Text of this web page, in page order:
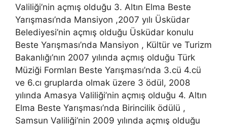
Valiliği’nin açmış olduğu 3. Altın Elma Beste
Yarışması’nda Mansiyon ,2007 yılı Üsküdar
Belediyesi’nin açmış olduğu Üsküdar konulu
Beste Yarışması’nda Mansiyon , Kültür ve Turizm
Bakanlığı’nın 2007 yılında açmış olduğu Türk
Müziği Formları Beste Yarışması’nda 3.cü 4.cü
ve 6.cı gruplarda olmak üzere 3 ödül, 2008
yılında Amasya Valiliği’nin açmış olduğu 4. Altın
Elma Beste Yarışması’nda Birincilik ödülü ,
Samsun Valiliği’nin 2009 yılında açmış olduğu